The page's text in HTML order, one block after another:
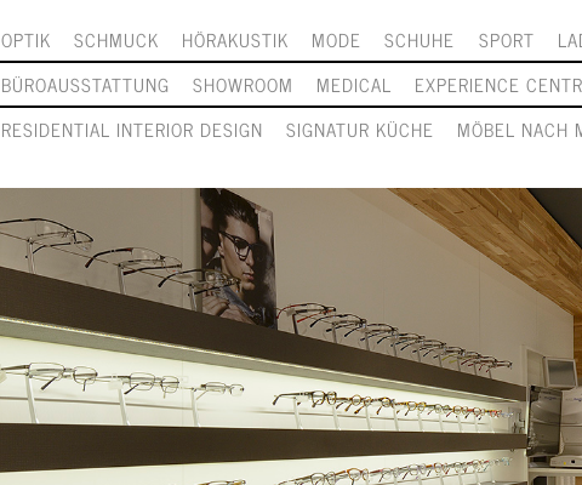
OPTIK SCHMUCK HÖRAKUSTIK MODE SCHUHE SPORT
BÜROAUSSTATTUNG SHOWROOM MEDICAL EXPERIENCE
RESIDENTIAL INTERIOR DESIGN SIGNATUR KÜCHE MÖBEL NACH